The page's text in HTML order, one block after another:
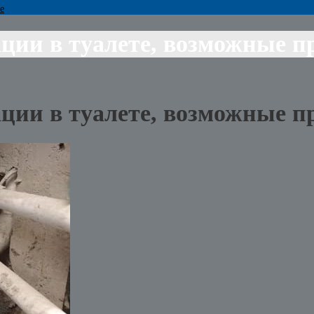
в туалете, возможные